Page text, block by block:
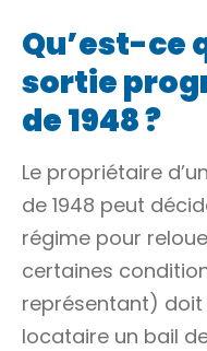
Qu’est-ce
sortie
de 1948 ?
Le propriétaire
de 1948 peut
régime pour
certaines
représentant)
locataire un bail